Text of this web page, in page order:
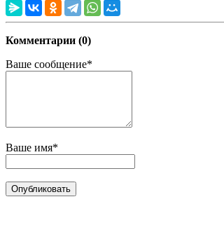
Комментарии (0)
Ваше сообщение*
Ваше имя*